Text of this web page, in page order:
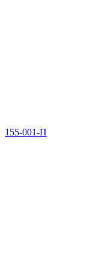
155-001-П